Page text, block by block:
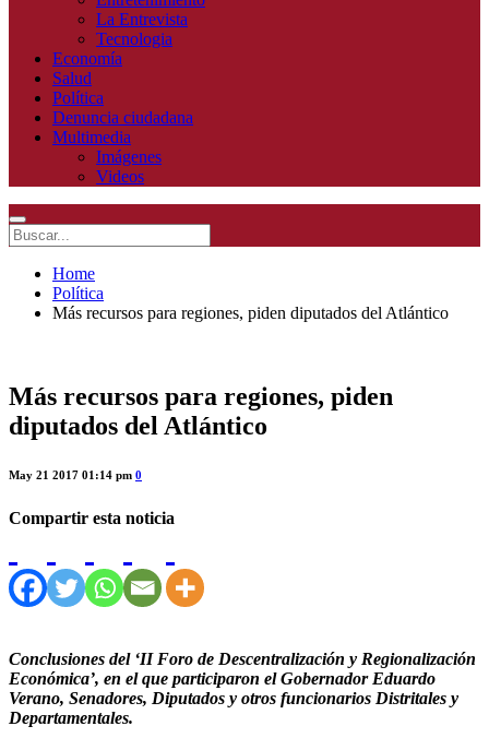
La Entrevista
Tecnologia
Economía
Salud
Política
Denuncia ciudadana
Multimedia
Imágenes
Videos
Home
Política
Más recursos para regiones, piden diputados del Atlántico
Más recursos para regiones, piden
diputados del Atlántico
May 21 2017 01:14 pm 0
Compartir esta noticia
Conclusiones del ‘II Foro de Descentralización y Regionalización
Económica’, en el que participaron el Gobernador Eduardo
Verano, Senadores, Diputados y otros funcionarios Distritales y
Departamentales.